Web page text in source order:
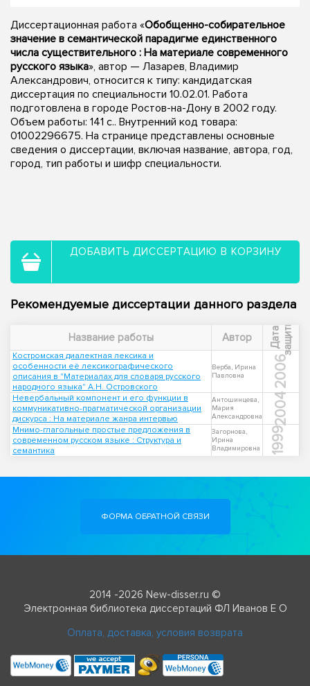
Диссертационная работа «Обобщенно-собирательное
значение в семантической парадигме единственного
числа существительного : На материале современного
русского языка», автор — Лазарев, Владимир
Александрович, относится к типу: кандидатская
диссертация по специальности 10.02.01. Работа
подготовлена в городе Ростов-на-Дону в 2002 году.
Объем работы: 141 с.. Внутренний код товара:
01002296675. На странице представлены основные
сведения о диссертации, включая название, автора, год,
город, тип работы и шифр специальности.
ДОБАВИТЬ ДИССЕРТАЦИЮ В КОРЗИНУ
Рекомендуемые диссертации данного раздела
Название работы Автор Д
а
т
а
з
а
щ
и
т ы
Костромская диалектная лексика и
особенности её лексикографического
описания в "Материалах для словаря русского
народного языка" А.Н. Островского
Верба, Ирина
Павловна
2006
Невербальный компонент и его функции в
коммуникативно-прагматической организации
дискурса : На материале жанра интервью
Антошинцева,
Мария
Александровна
2004
Мнимо-глагольные простые предложения в
современном русском языке : Структура и
семантика
Загорнова,
Ирина
Владимировна
1999
ФОРМА ОБРАТНОЙ СВЯЗИ
2014 -2026 New-disser.ru ©
Электронная библиотека диссертаций ФЛ Иванов Е О
Оплата, доставка, условия возврата